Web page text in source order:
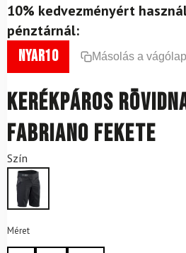
10% kedvezményért
pénztárnál:
nyar10 Másolás a
Kerékpáros
Fabriano Fekete
Szín
Méret